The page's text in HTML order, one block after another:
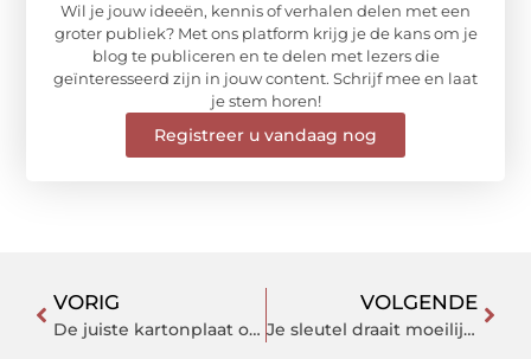
Wil je jouw ideeën, kennis of verhalen delen met een
groter publiek? Met ons platform krijg je de kans om je
blog te publiceren en te delen met lezers die
geïnteresseerd zijn in jouw content. Schrijf mee en laat
je stem horen!
Registreer u vandaag nog
VORIG
De juiste kartonplaat op maat
VOLGENDE
Je sleutel draait moeilijk: oorzaken en oplossingen